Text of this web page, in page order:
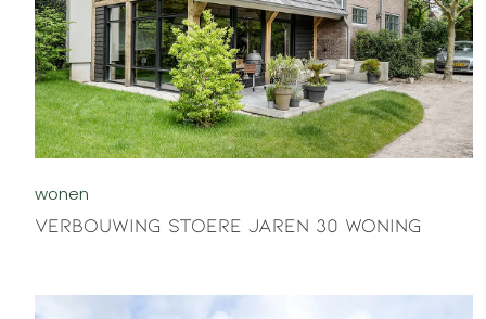
wonen
Verbouwing stoere jaren 30 woning